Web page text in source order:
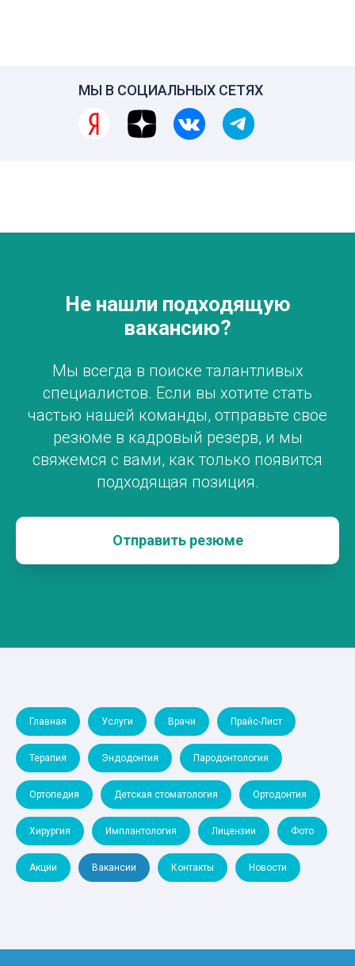
МЫ В СОЦИАЛЬНЫХ СЕТЯХ
Не нашли подходящую
вакансию?
Мы всегда в поиске талантливых
специалистов. Если вы хотите стать
частью нашей команды, отправьте свое
резюме в кадровый резерв, и мы
свяжемся с вами, как только появится
подходящая позиция.
Отправить резюме
Главная Услуги Врачи Прайс-Лист
Терапия Эндодонтия Пародонтология
Ортопедия Детская стоматология Ортодонтия
Хирургия Имплантология Лицензии Фото
Акции Вакансии Контакты Новости